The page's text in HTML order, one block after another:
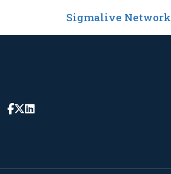
Sigmalive Network